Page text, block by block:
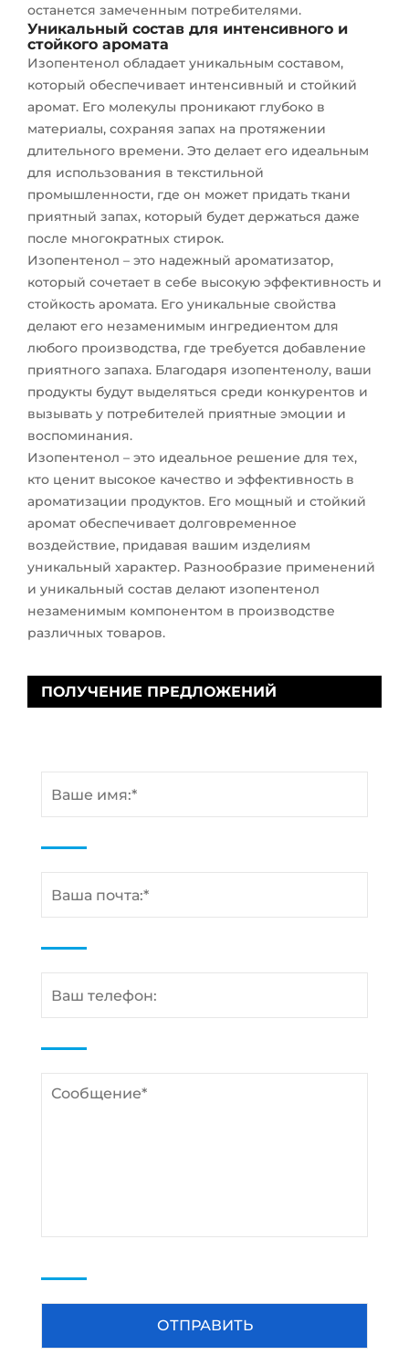
останется замеченным потребителями.
Уникальный состав для интенсивного и
стойкого аромата
Изопентенол обладает уникальным составом,
который обеспечивает интенсивный и стойкий
аромат. Его молекулы проникают глубоко в
материалы, сохраняя запах на протяжении
длительного времени. Это делает его идеальным
для использования в текстильной
промышленности, где он может придать ткани
приятный запах, который будет держаться даже
после многократных стирок.
Изопентенол – это надежный ароматизатор,
который сочетает в себе высокую эффективность и
стойкость аромата. Его уникальные свойства
делают его незаменимым ингредиентом для
любого производства, где требуется добавление
приятного запаха. Благодаря изопентенолу, ваши
продукты будут выделяться среди конкурентов и
вызывать у потребителей приятные эмоции и
воспоминания.
Изопентенол – это идеальное решение для тех,
кто ценит высокое качество и эффективность в
ароматизации продуктов. Его мощный и стойкий
аромат обеспечивает долговременное
воздействие, придавая вашим изделиям
уникальный характер. Разнообразие применений
и уникальный состав делают изопентенол
незаменимым компонентом в производстве
различных товаров.
ПОЛУЧЕНИЕ ПРЕДЛОЖЕНИЙ